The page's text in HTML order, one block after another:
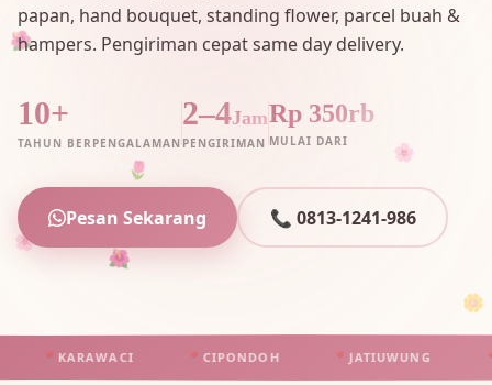
🌸
🌷
🌺
🌸
🌺
papan, hand bouquet, standing flower, parcel buah &
hampers. Pengiriman cepat same day delivery.
10+
TAHUN BERPENGALAMAN
2–4Jam
PENGIRIMAN
Rp 350rb
MULAI DARI
Pesan Sekarang 📞 0813-1241-986
KARAWACI CIPONDOH JATIUWUNG